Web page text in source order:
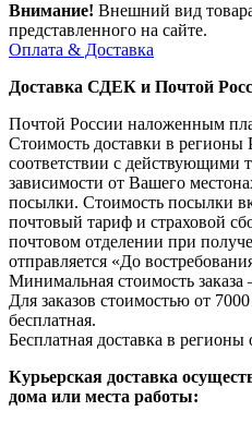
Внимание! Внешний вид
представленного на сайте.
Оплата & Доставка
Доставка СДЕК и Почтой
Почтой России наложенным
Стоимость доставки в регионы
соответствии с
зависимости от Вашего
посылки. Стоимость посылки
почтовый тариф и страховой
почтовом отделении при
отправляется «До
Минимальная стоимость заказа
Для заказов стоимостью от
бесплатная.
Бесплатная доставка в
Курьерская доставка
дома или места работы: